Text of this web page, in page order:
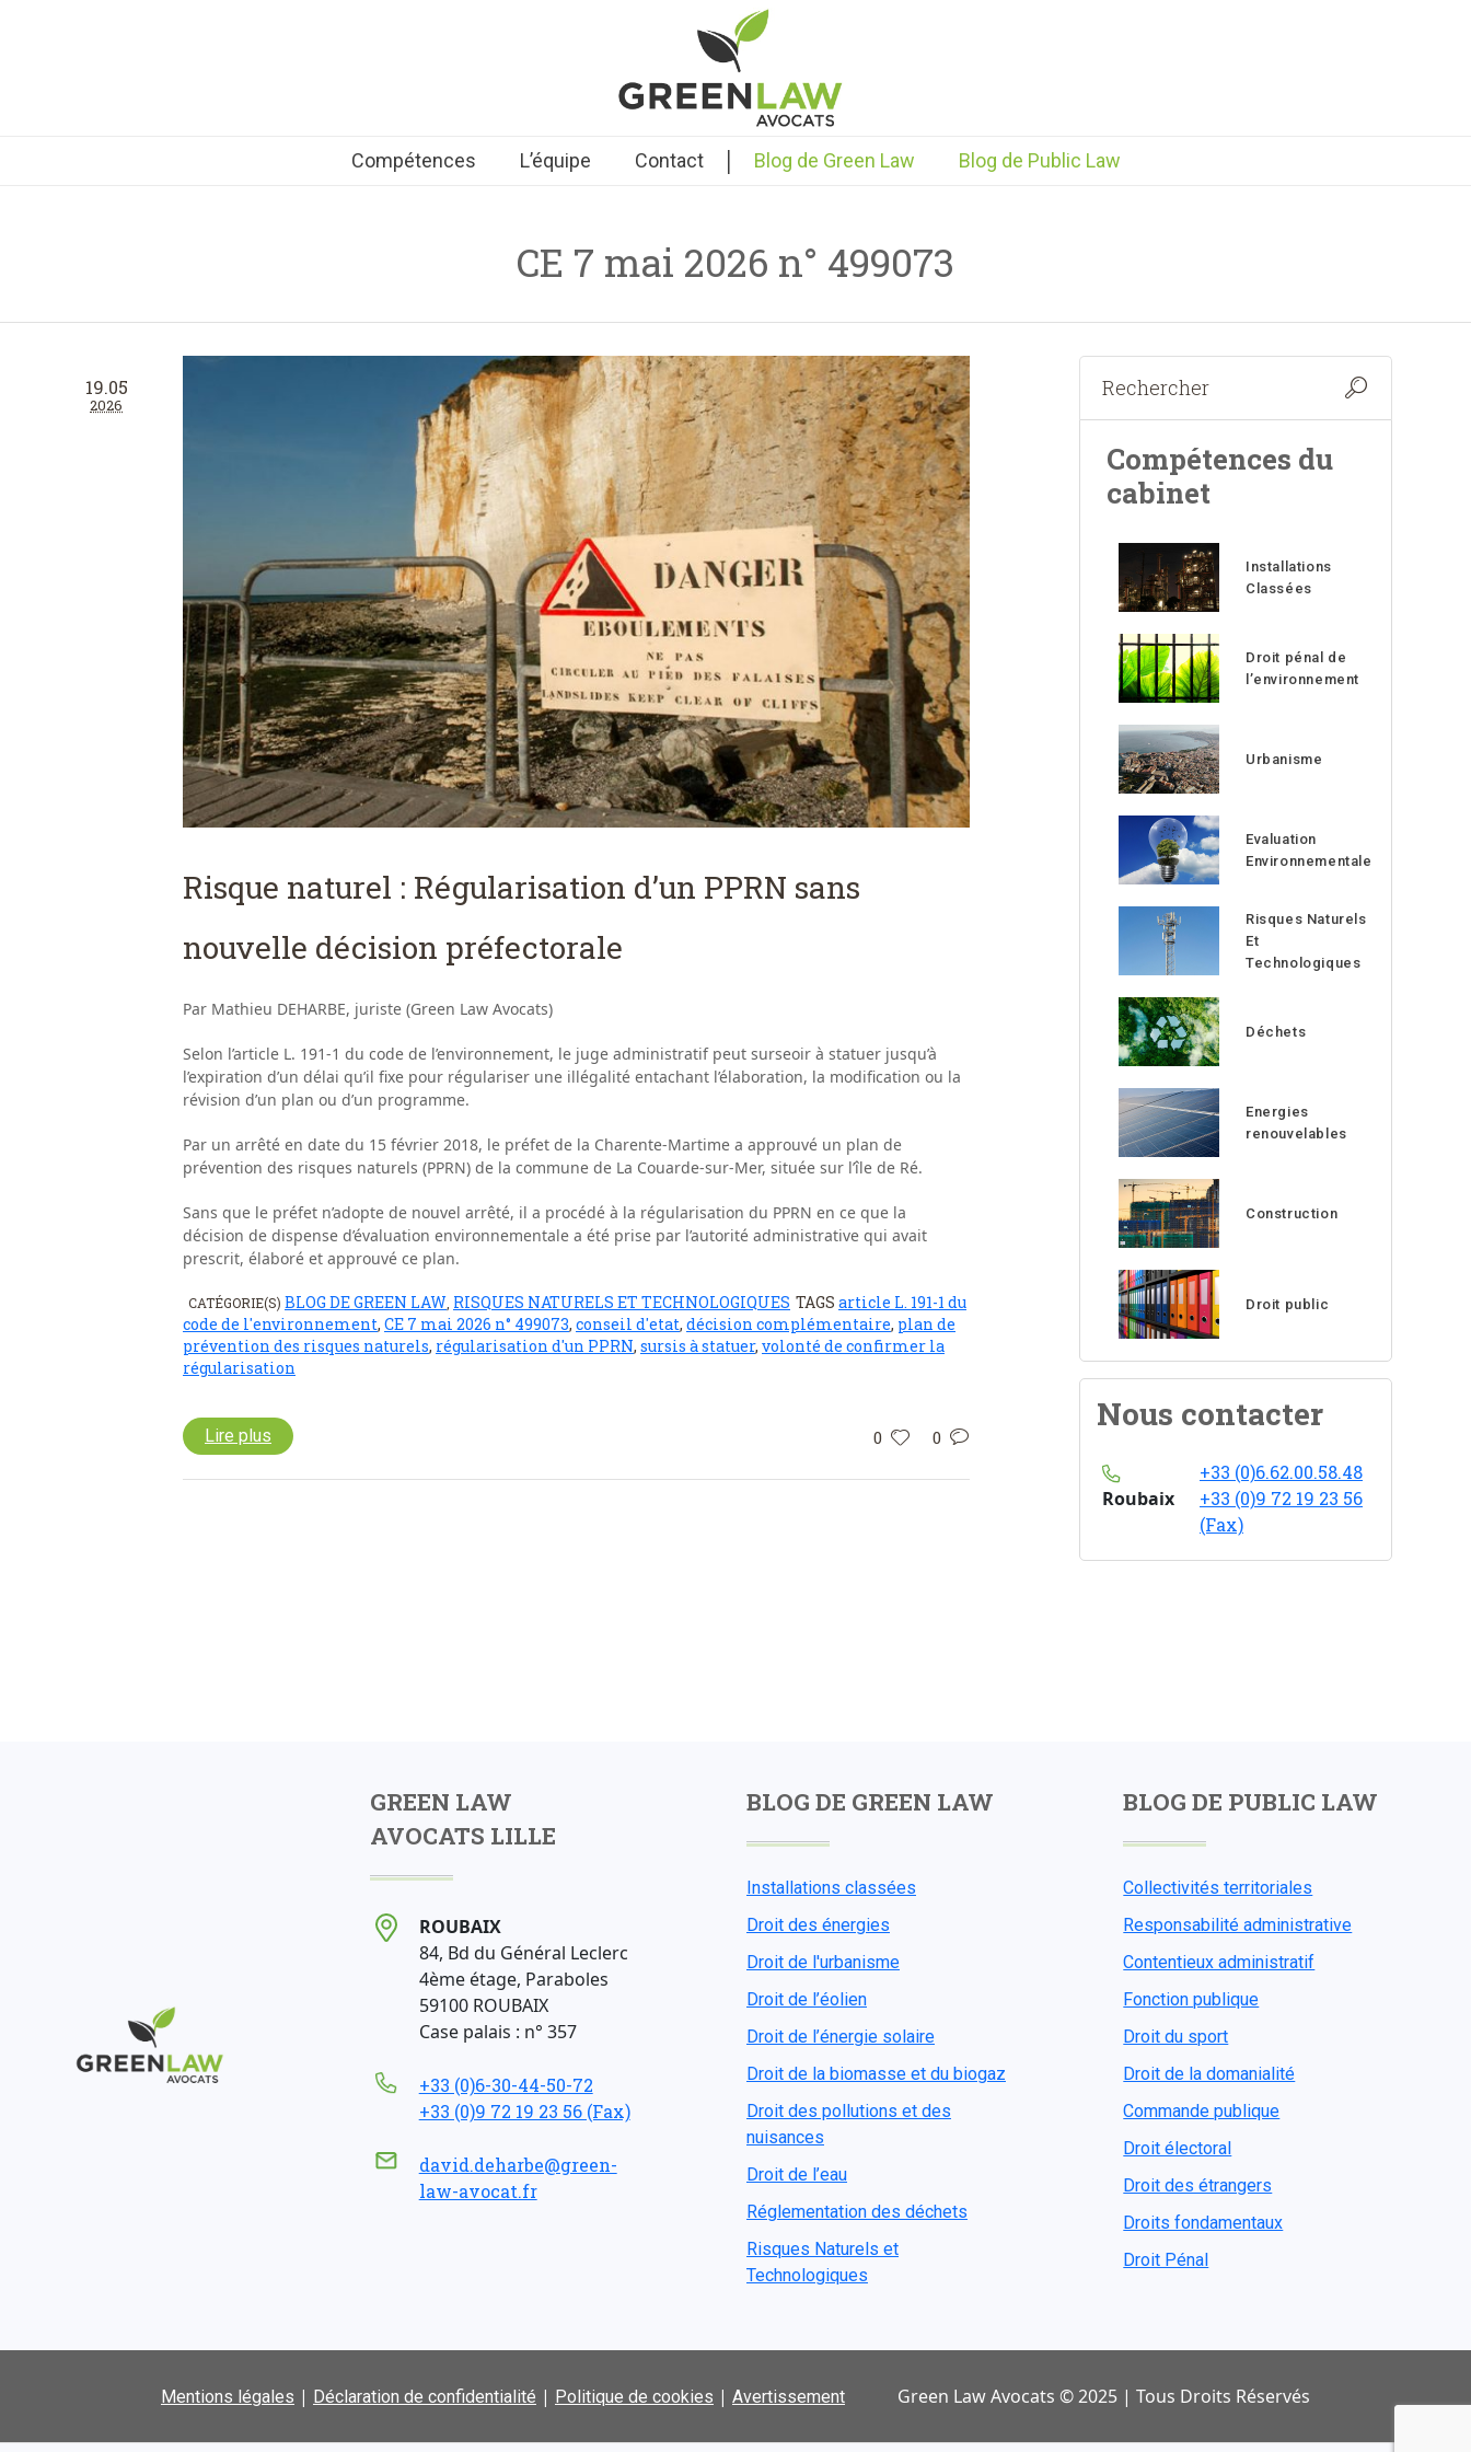
Compétences L’équipe Contact | Blog de Green Law Blog de Public Law
CE 7 mai 2026 n° 499073
19.05
2026
Risque naturel : Régularisation d’un PPRN sans
nouvelle décision préfectorale
Par Mathieu DEHARBE, juriste (Green Law Avocats)
Selon l’article L. 191-1 du code de l’environnement, le juge administratif peut surseoir à statuer jusqu’à
l’expiration d’un délai qu’il fixe pour régulariser une illégalité entachant l’élaboration, la modification ou la
révision d’un plan ou d’un programme.
Par un arrêté en date du 15 février 2018, le préfet de la Charente-Martime a approuvé un plan de
prévention des risques naturels (PPRN) de la commune de La Couarde-sur-Mer, située sur l’île de Ré.
Sans que le préfet n’adopte de nouvel arrêté, il a procédé à la régularisation du PPRN en ce que la
décision de dispense d’évaluation environnementale a été prise par l’autorité administrative qui avait
prescrit, élaboré et approuvé ce plan.
CATÉGORIE(S) BLOG DE GREEN LAW RISQUES NATURELS ET TECHNOLOGIQUES TAGS article L. 191-1 du
code de l'environnement, CE 7 mai 2026 n° 499073, conseil d'etat, décision complémentaire, plan de
prévention des risques naturels, régularisation d'un PPRN, sursis à statuer, volonté de confirmer la
régularisation
0 0
Lire plus
Compétences du
cabinet
Installations
Classées
Droit pénal de
l’environnement
Urbanisme
Evaluation
Environnementale
Risques Naturels
Et
Technologiques
Déchets
Energies
renouvelables
Construction
Droit public
Nous contacter
Roubaix
+33 (0)6.62.00.58.48
+33 (0)9 72 19 23 56
(Fax)
GREEN LAW
AVOCATS LILLE
ROUBAIX
84, Bd du Général Leclerc
4ème étage, Paraboles
59100 ROUBAIX
Case palais : n° 357
+33 (0)6-30-44-50-72
+33 (0)9 72 19 23 56 (Fax)
david.deharbe@green-
law-avocat.fr
BLOG DE GREEN LAW
Installations classées
Droit des énergies
Droit de l'urbanisme
Droit de l’éolien
Droit de l’énergie solaire
Droit de la biomasse et du biogaz
Droit des pollutions et des
nuisances
Droit de l’eau
Réglementation des déchets
Risques Naturels et
Technologiques
BLOG DE PUBLIC LAW
Collectivités territoriales
Responsabilité administrative
Contentieux administratif
Fonction publique
Droit du sport
Droit de la domanialité
Commande publique
Droit électoral
Droit des étrangers
Droits fondamentaux
Droit Pénal
Mentions légales | Déclaration de confidentialité | Politique de cookies | Avertissement Green Law Avocats © 2025 | Tous Droits Réservés